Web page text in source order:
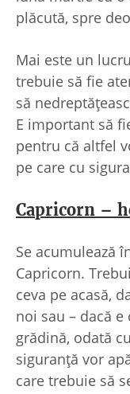
plăcută, spre
Mai este un
trebuie să fie
să
E important să
pentru că altfel
pe care cu
Capricorn –
Se acumulează
Capricorn.
ceva pe acasă,
noi sau – dacă
grădină, odată
siguranță vor
care trebuie să